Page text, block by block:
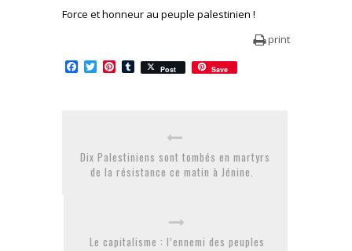
Force et honneur au peuple palestinien !
print
Facebook
TwitterPinterest
Tumblr
Post Save
Dix Palestiniens sont tombés en martyrs
de la résistance ce matin à Jénine.
Le capitalisme : l’ennemi des peuples